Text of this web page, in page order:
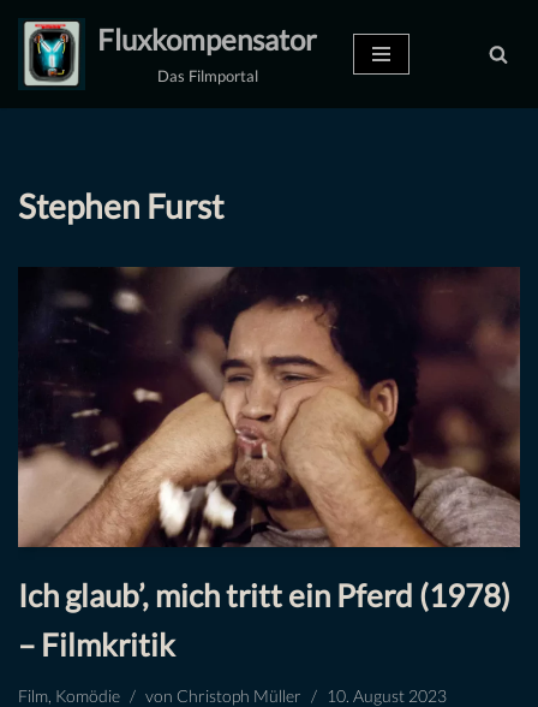
Zum
Inhalt
Fluxkompensator
Das Filmportal
Stephen Furst
Ich glaub’, mich tritt ein Pferd (1978)
– Filmkritik
Film Komödie von Christoph Müller 10. August 2023